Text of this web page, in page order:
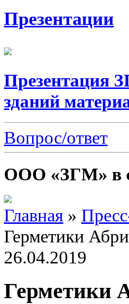
Презентации
Презентация
зданий
Вопрос/ответ
ООО «ЗГМ» в
Главная »
Герметики
26.04.2019
Герметики